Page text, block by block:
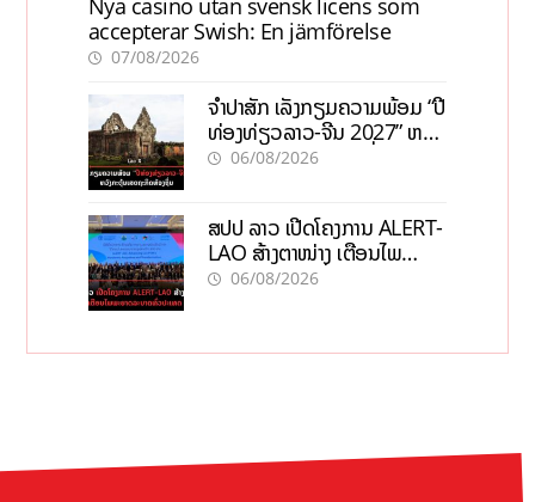
Nya casino utan svensk licens som
accepterar Swish: En jämförelse
07/08/2026
ຈຳປາສັກ ເລັ່ງກຽມຄວາມພ້ອມ “ປີ
ທ່ອງທ່ຽວລາວ-ຈີນ 2027” ຫວັງ
ກະຕຸ້ນເສດຖະກິດທ້ອງຖິ່ນ
06/08/2026
ສປປ ລາວ ເປີດໂຄງການ ALERT-
LAO ສ້າງຕາໜ່າງ ເຕືອນໄພ
ພະຍາດລະບາດທົ່ວປະເທດ
06/08/2026